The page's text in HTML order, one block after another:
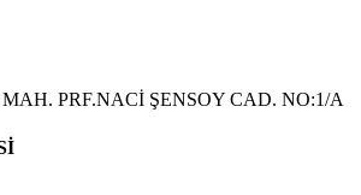
PRF.NACİ ŞENSOY CAD. NO:1/A